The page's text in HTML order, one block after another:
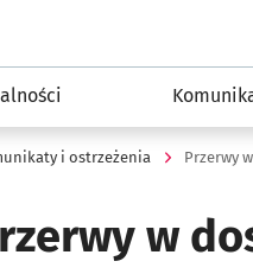
i ostrzeżenia Przerwy
w